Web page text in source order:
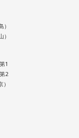
紗理菜
原啓之
語り
22:00～22:25、エ
1
2